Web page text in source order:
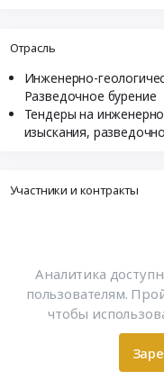
Отрасль
Инженерно-
Разведочное бурение
Тендеры на
изыскания,
Участники и контракты
Аналитика
пользователям.
чтобы